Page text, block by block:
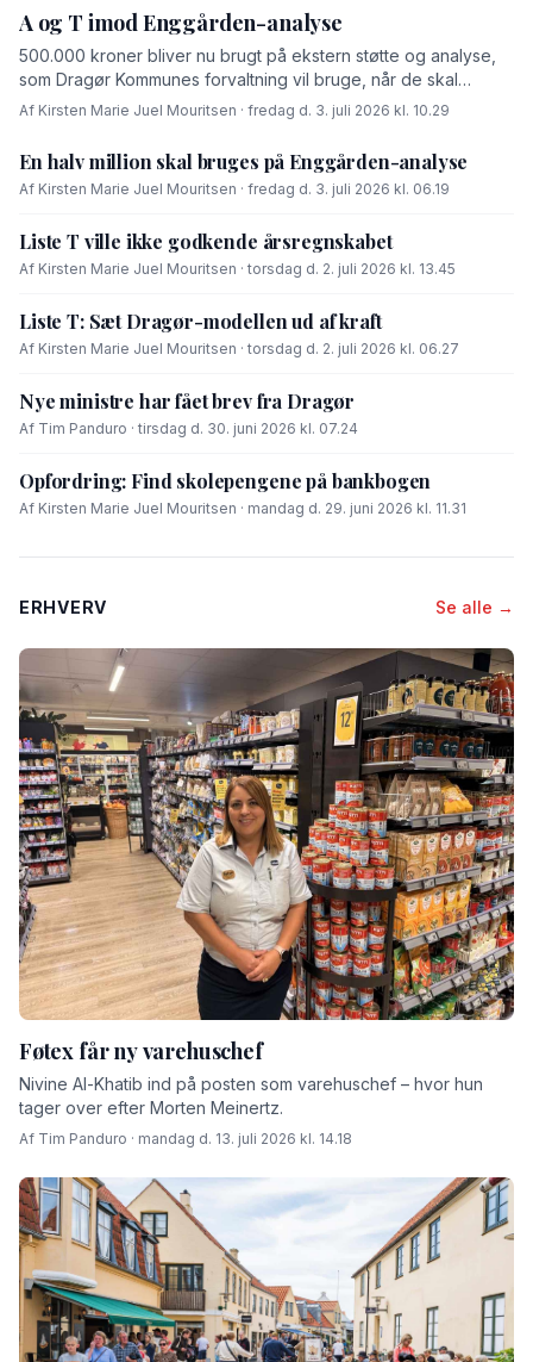
A og T imod Enggården-analyse
500.000 kroner bliver nu brugt på ekstern støtte og analyse,
som Dragør Kommunes forvaltning vil bruge, når de skal
forhandle med OK-fonden om en driftsoverenskomst for
Af Kirsten Marie Juel Mouritsen · fredag d. 3. juli 2026 kl. 10.29
En halv million skal bruges på Enggården-analyse
Af Kirsten Marie Juel Mouritsen · fredag d. 3. juli 2026 kl. 06.19
Liste T ville ikke godkende årsregnskabet
Af Kirsten Marie Juel Mouritsen · torsdag d. 2. juli 2026 kl. 13.45
Liste T: Sæt Dragør-modellen ud af kraft
Af Kirsten Marie Juel Mouritsen · torsdag d. 2. juli 2026 kl. 06.27
Nye ministre har fået brev fra Dragør
Af Tim Panduro · tirsdag d. 30. juni 2026 kl. 07.24
Opfordring: Find skolepengene på bankbogen
Af Kirsten Marie Juel Mouritsen · mandag d. 29. juni 2026 kl. 11.31
ERHVERV Se alle →
Føtex får ny varehuschef
Nivine Al-Khatib ind på posten som varehuschef – hvor hun
tager over efter Morten Meinertz.
Af Tim Panduro · mandag d. 13. juli 2026 kl. 14.18